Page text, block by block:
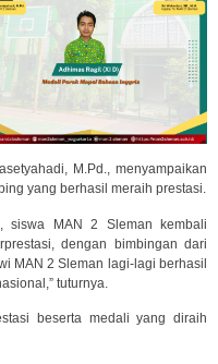
M.Pd., menyampaikan
yang berhasil meraih prestasi.
siswa MAN 2 Sleman kembali
dengan bimbingan dari
MAN 2 Sleman lagi-lagi berhasil
tuturnya.
beserta medali yang diraih